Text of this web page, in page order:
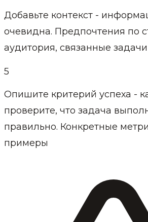
Добавьте контекст -
очевидна. Предпочтения по
аудитория, связанные задачи
5
Опишите критерий успеха -
проверите, что задача
правильно. Конкретные
примеры